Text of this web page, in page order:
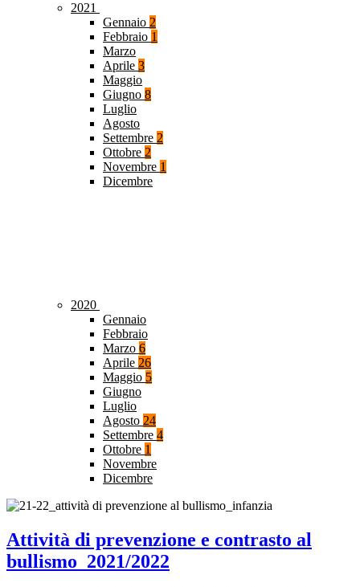
2021
Gennaio 2
Febbraio 1
Marzo
Aprile 3
Maggio
Giugno 8
Luglio
Agosto
Settembre 2
Ottobre 2
Novembre 1
Dicembre
2020
Gennaio
Febbraio
Marzo 6
Aprile 26
Maggio 5
Giugno
Luglio
Agosto 24
Settembre 4
Ottobre 1
Novembre
Dicembre
Attività di prevenzione e contrasto al
bullismo_2021/2022